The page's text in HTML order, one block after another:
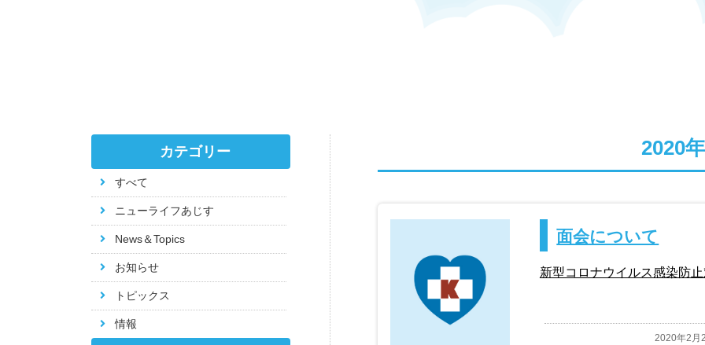
2020
面会について
新型コロナウイルス感染防
2020年2月
カテゴリー
すべて
ニューライフあじす
News＆Topics
お知らせ
トピックス
情報